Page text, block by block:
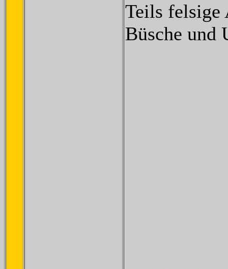
Teils felsige
Büsche und